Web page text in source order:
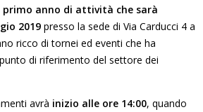
primo anno di attività che sarà
2019 presso la sede di Via Carducci 4 a
ricco di tornei ed eventi che ha
di riferimento del settore dei
avrà inizio alle ore 14:00, quando